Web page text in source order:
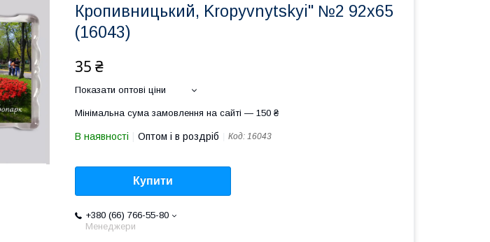
Кропивницький, Kropyvnytskyi" №2 92x65
(16043)
35 ₴
Показати оптові ціни
Мінімальна сума замовлення на сайті — 150 ₴
В наявності Оптом і в роздріб Код: 16043
Купити
+380 (66) 766-55-80
Менеджери